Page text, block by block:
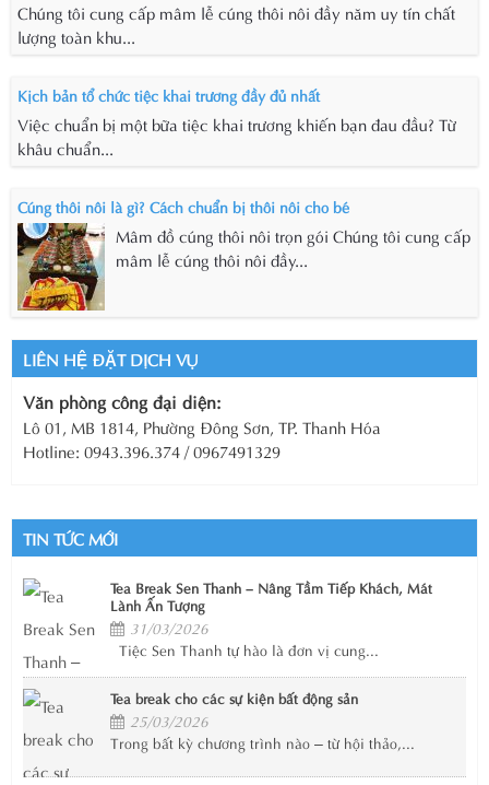
Chúng tôi cung cấp mâm lễ cúng thôi nôi đầy năm uy tín chất
lượng toàn khu...
Kịch bản tổ chức tiệc khai trương đầy đủ nhất
Việc chuẩn bị một bữa tiệc khai trương khiến bạn đau đầu? Từ
khâu chuẩn...
Cúng thôi nôi là gì? Cách chuẩn bị thôi nôi cho bé
Mâm đồ cúng thôi nôi trọn gói Chúng tôi cung cấp
mâm lễ cúng thôi nôi đầy...
LIÊN HỆ ĐẶT DỊCH VỤ
Văn phòng công đại diện:
Lô 01, MB 1814, Phường Đông Sơn, TP. Thanh Hóa
Hotline: 0943.396.374 / 0967491329
TIN TỨC MỚI
Tea Break Sen Thanh – Nâng Tầm Tiếp Khách, Mát
Lành Ấn Tượng
31/03/2026
Tiệc Sen Thanh tự hào là đơn vị cung...
Tea break cho các sự kiện bất động sản
25/03/2026
Trong bất kỳ chương trình nào – từ hội thảo,...